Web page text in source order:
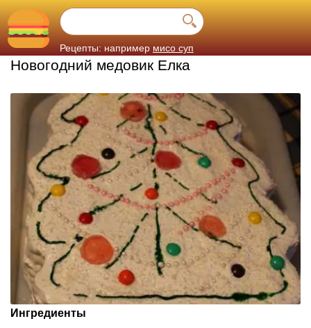
Рецепты: например мисо суп
Новогодний медовик Елка
Ингредиенты